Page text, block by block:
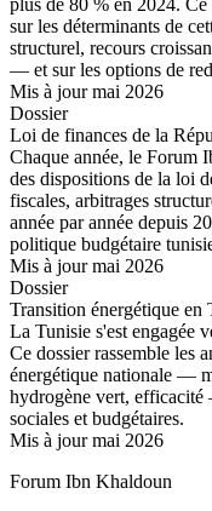
plus de 80 % en 2024. Ce
sur les déterminants de
structurel, recours
— et sur les options de
Mis à jour mai 2026
Dossier
Loi de finances de la
Chaque année, le Forum
des dispositions de la loi
fiscales, arbitrages
année par année depuis
politique budgétaire
Mis à jour mai 2026
Dossier
Transition énergétique en
La Tunisie s'est engagée
Ce dossier rassemble les
énergétique nationale —
hydrogène vert,
sociales et budgétaires.
Mis à jour mai 2026
Forum Ibn Khaldoun